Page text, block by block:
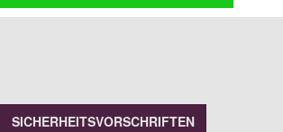
SICHERHEITSVORSCHRIFTEN